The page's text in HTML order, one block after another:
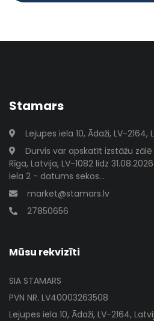
Stamars
Lejupes iela 10, Ādaži, LV-2164,
Durvis var apskatīt izstāžu
Rīga, Latvija, LV-1082 lidz
iela 2 - datums sekos...
market@stamars.lv
27850656
Mūsu rekvizīti
SIA STAMARS
PVN NR. LV40003263508
Lejupes iela 10, Ādaži, LV-2164,